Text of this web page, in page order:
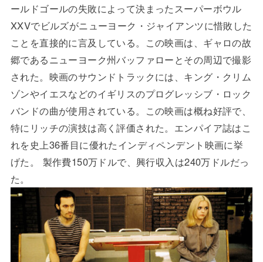
ールドゴールの失敗によって決まったスーパーボウル
XXVでビルズがニューヨーク・ジャイアンツに惜敗した
ことを直接的に言及している。この映画は、ギャロの故
郷であるニューヨーク州バッファローとその周辺で撮影
された。映画のサウンドトラックには、キング・クリム
ゾンやイエスなどのイギリスのプログレッシブ・ロック
バンドの曲が使用されている。この映画は概ね好評で、
特にリッチの演技は高く評価された。エンパイア誌はこ
れを史上36番目に優れたインディペンデント映画に挙
げた。 製作費150万ドルで、興行収入は240万ドルだっ
た。